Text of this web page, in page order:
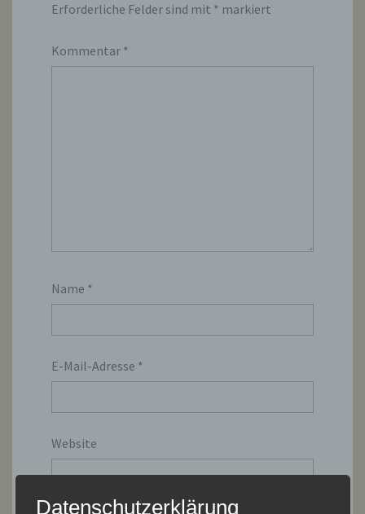
Erforderliche Felder sind mit * markiert
Kommentar *
Name *
E-Mail-Adresse *
Website
Datenschutzerklärung